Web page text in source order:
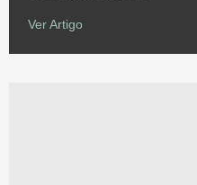
Ver Artigo